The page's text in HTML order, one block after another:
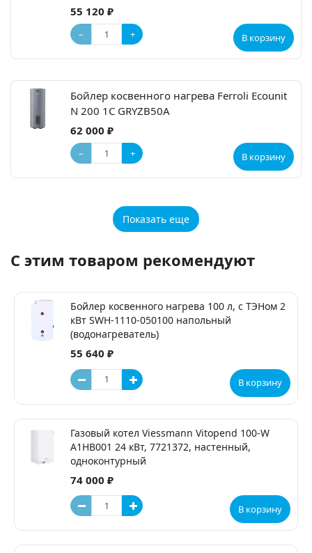
55 120 ₽
− + В корзину
Бойлер косвенного нагрева Ferroli Ecounit
N 200 1C GRYZB50A
62 000 ₽
− + В корзину
Показать еще
С этим товаром рекомендуют
Бойлер косвенного нагрева 100 л, с ТЭНом 2
кВт SWH-1110-050100 напольный
(водонагреватель)
55 640 ₽
В корзину
Газовый котел Viessmann Vitopend 100-W
A1HB001 24 кВт, 7721372, настенный,
одноконтурный
74 000 ₽
В корзину